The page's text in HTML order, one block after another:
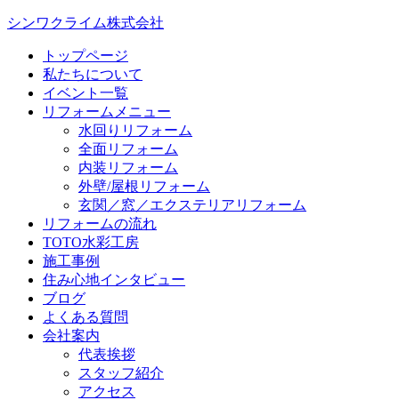
シンワクライム株式会社
トップページ
私たちについて
イベント一覧
リフォームメニュー
水回りリフォーム
全面リフォーム
内装リフォーム
外壁/屋根リフォーム
玄関／窓／エクステリアリフォーム
リフォームの流れ
TOTO水彩工房
施工事例
住み心地インタビュー
ブログ
よくある質問
会社案内
代表挨拶
スタッフ紹介
アクセス